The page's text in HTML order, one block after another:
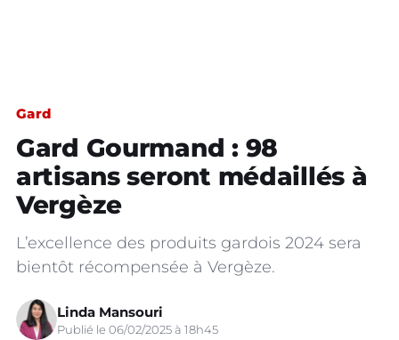
Gard
Gard Gourmand : 98
artisans seront médaillés à
Vergèze
L’excellence des produits gardois 2024 sera
bientôt récompensée à Vergèze.
Linda Mansouri
Publié le 06/02/2025 à 18h45